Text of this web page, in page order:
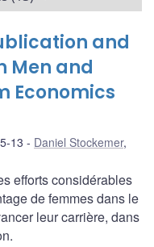
and
Men and
Economics
13 Daniel Stockemer,
efforts considérables
de femmes dans le
leur carrière, dans